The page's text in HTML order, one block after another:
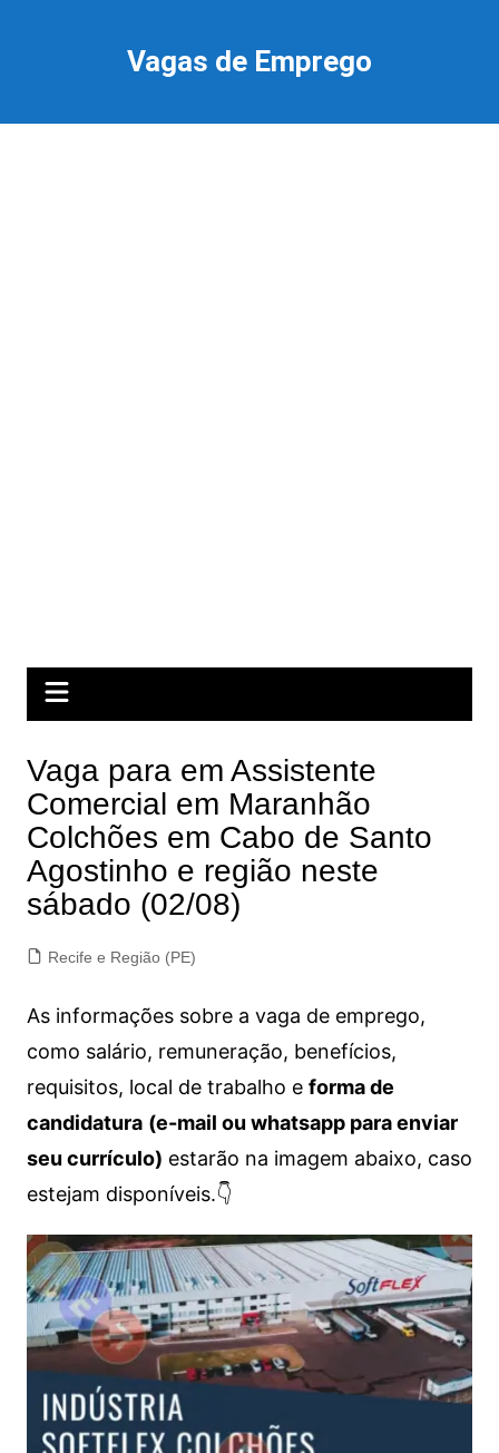
Vagas de Emprego
Vaga para em Assistente
Comercial em Maranhão
Colchões em Cabo de Santo
Agostinho e região neste
sábado (02/08)
Recife e Região (PE)
As informações sobre a vaga de emprego,
como salário, remuneração, benefícios,
requisitos, local de trabalho e forma de
candidatura (e-mail ou whatsapp para enviar
seu currículo) estarão na imagem abaixo, caso
estejam disponíveis.👇